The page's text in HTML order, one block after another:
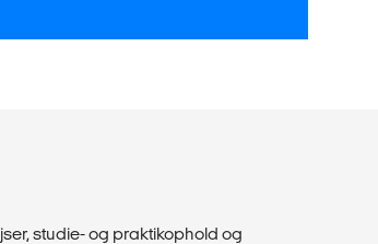
studie- og praktikophold og